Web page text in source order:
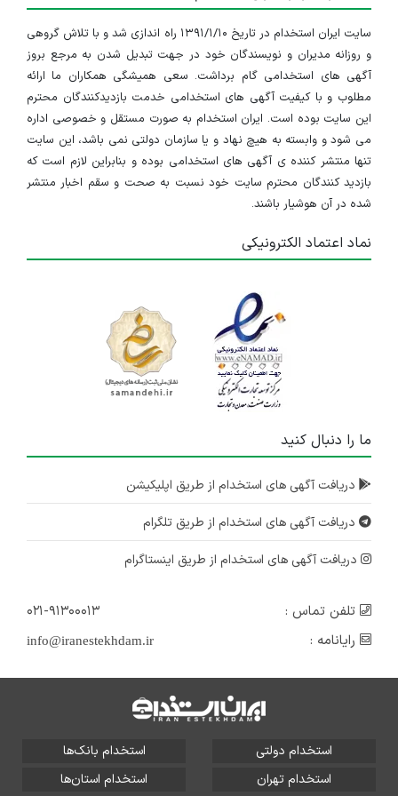
سایت ایران استخدام در تاریخ ۱۳۹۱/۱/۱۰ راه اندازی شد و با تلاش گروهی
و روزانه مدیران و نویسندگان خود در جهت تبدیل شدن به مرجع بروز
آگهی های استخدامی گام برداشت. سعی همیشگی همکاران ما ارائه
مطلوب و با کیفیت آگهی های استخدامی خدمت بازدیدکنندگان محترم
این سایت بوده است. ایران استخدام به صورت مستقل و خصوصی اداره
می شود و وابسته به هیچ نهاد و یا سازمان دولتی نمی باشد، این سایت
تنها منتشر کننده ی آگهی های استخدامی بوده و بنابراین لازم است که
بازدید کنندگان محترم سایت خود نسبت به صحت و سقم اخبار منتشر
شده در آن هوشیار باشند.
نماد اعتماد الکترونیکی
ما را دنبال کنید
دریافت آگهی های استخدام از طریق اپلیکیشن
دریافت آگهی های استخدام از طریق تلگرام
دریافت آگهی های استخدام از طریق اینستاگرام
تلفن تماس :
۰۲۱-۹۱۳۰۰۰۱۳
رایانامه :
info@iranestekhdam.ir
استخدام دولتی
استخدام بانک‌ها
استخدام تهران
استخدام استان‌ها